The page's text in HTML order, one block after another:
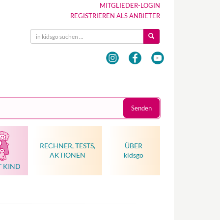
MITGLIEDER-LOGIN
REGISTRIEREN ALS ANBIETER
Senden
KIND
RECHNER, TESTS,
AKTIONEN
ÜBER
kidsgo